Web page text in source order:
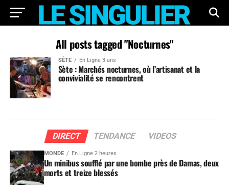
All posts tagged "Nocturnes"
SÈTE En Ligne 3 ans
Sète : Marchés nocturnes, où l’artisanat et la
convivialité se rencontrent
DIRECT TENDANCE VIDEOS
MONDE En Ligne 2 heures
Un minibus soufflé par une bombe près de Damas, deux
morts et treize blessés